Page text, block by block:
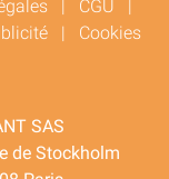
| CGU |
| Cookies
SAS
de Stockholm